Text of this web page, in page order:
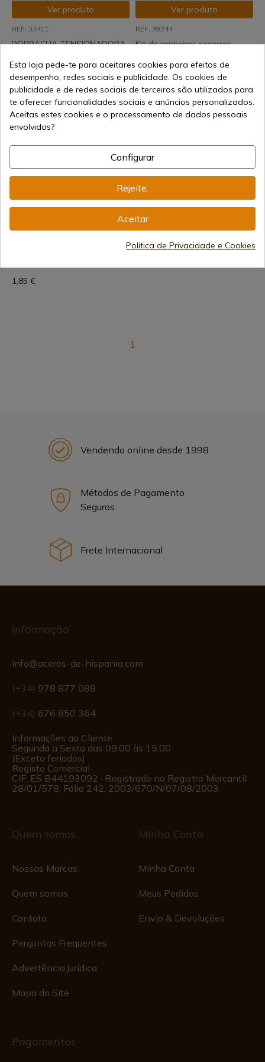
Ver produto
REF: 33411
BORRACHA TENSIONADORA
Em stock - Envio imediato
5,14 €
Ver produto
REF: 39244
Kit de primeiros socorros
Em stock - Envio imediato
17,55 €
Ver produto
Envio de 7-15 dias
1,85 €
1
Vendendo online desde 1998
Métodos de Pagamento
Seguros
Frete Internacional
Informação
info@aceros-de-hispania.com
(+34) 978 877 088
(+34) 676 850 364
Informações ao Cliente
Segunda a Sexta das 09:00 às 15:00
(Exceto feriados)
Registo Comercial
CIF: ES B44193092 · Registrado no Registro Mercantil
28/01/578, Fólio 242, 2003/670/N/07/08/2003
Quem somos
Nossas Marcas
Quem somos
Contato
Perguntas Frequentes
Advertência jurídica
Mapa do Site
Minha Conta
Minha Conta
Meus Pedidos
Envio & Devoluções
Pagamentos
Esta loja pede-te para aceitares cookies para efeitos de
desempenho, redes sociais e publicidade. Os cookies de
publicidade e de redes sociais de terceiros são utilizados para
te oferecer funcionalidades sociais e anúncios personalizados.
Aceitas estes cookies e o processamento de dados pessoais
envolvidos?
Configurar
Rejeite.
Aceitar
Política de Privacidade e Cookies